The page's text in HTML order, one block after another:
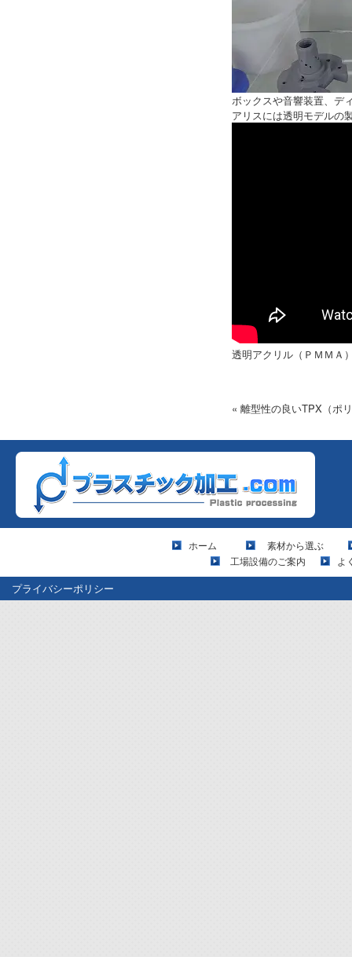
ボックスや音響装置、デ
アリスには透明モデルの
透明アクリル（ＰＭＭＡ
« 離型性の良いTPX（ポ
ホーム
素材から選ぶ
工場設備のご案内
よ
プライバシーポリシー